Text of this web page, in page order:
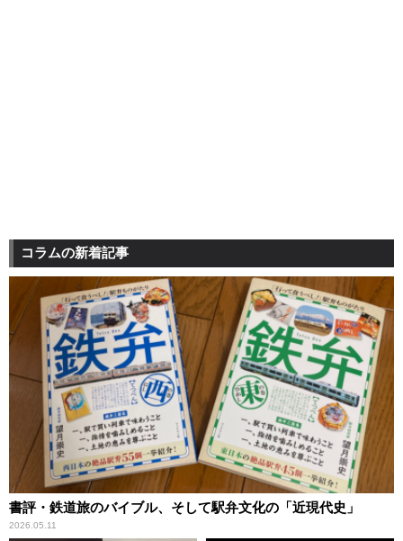
コラムの新着記事
書評・鉄道旅のバイブル、そして駅弁文化の「近現代史」
2026.05.11